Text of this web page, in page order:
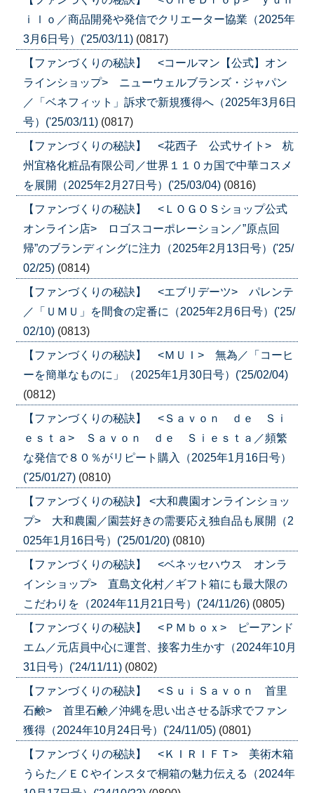
ｉｌｏ／商品開発や発信でクリエーター協業（2025年
3月6日号）('25/03/11) (0817)
【ファンづくりの秘訣】 <コールマン【公式】オン
ラインショップ> ニューウェルブランズ・ジャパン
／「ベネフィット」訴求で新規獲得へ（2025年3月6日
号）('25/03/11) (0817)
【ファンづくりの秘訣】 <花西子 公式サイト> 杭
州宜格化粧品有限公司／世界１１０カ国で中華コスメ
を展開（2025年2月27日号）('25/03/04) (0816)
【ファンづくりの秘訣】 <ＬＯＧＯＳショップ公式
オンライン店> ロゴスコーポレーション／”原点回
帰”のブランディングに注力（2025年2月13日号）('25/
02/25) (0814)
【ファンづくりの秘訣】 <エブリデーツ> パレンテ
／「ＵＭＵ」を間食の定番に（2025年2月6日号）('25/
02/10) (0813)
【ファンづくりの秘訣】 <ＭＵＩ> 無為／「コーヒ
ーを簡単なものに」（2025年1月30日号）('25/02/04)
(0812)
【ファンづくりの秘訣】 <Ｓａｖｏｎ ｄｅ Ｓｉ
ｅｓｔａ> Ｓａｖｏｎ ｄｅ Ｓｉｅｓｔａ／頻繁
な発信で８０％がリピート購入（2025年1月16日号）
('25/01/27) (0810)
【ファンづくりの秘訣】 <大和農園オンラインショッ
プ> 大和農園／園芸好きの需要応え独自品も展開（2
025年1月16日号）('25/01/20) (0810)
【ファンづくりの秘訣】 <ベネッセハウス オンラ
インショップ> 直島文化村／ギフト箱にも最大限の
こだわりを（2024年11月21日号）('24/11/26) (0805)
【ファンづくりの秘訣】 <ＰＭｂｏｘ> ピーアンド
エム／元店員中心に運営、接客力生かす（2024年10月
31日号）('24/11/11) (0802)
【ファンづくりの秘訣】 <ＳｕｉＳａｖｏｎ 首里
石鹸> 首里石鹸／沖縄を思い出させる訴求でファン
獲得（2024年10月24日号）('24/11/05) (0801)
【ファンづくりの秘訣】 <ＫＩＲＩＦＴ> 美術木箱
うらた／ＥＣやインスタで桐箱の魅力伝える（2024年